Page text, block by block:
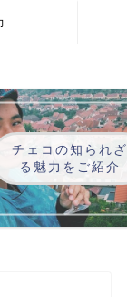
チェコの知られざ
る魅力をご紹介